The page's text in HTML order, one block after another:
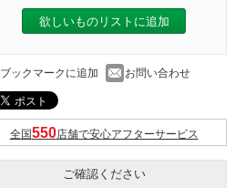
欲しいものリストに追加
ブックマークに追加 お問い合わせ
全国 店舗で安心アフターサービス
ご確認ください